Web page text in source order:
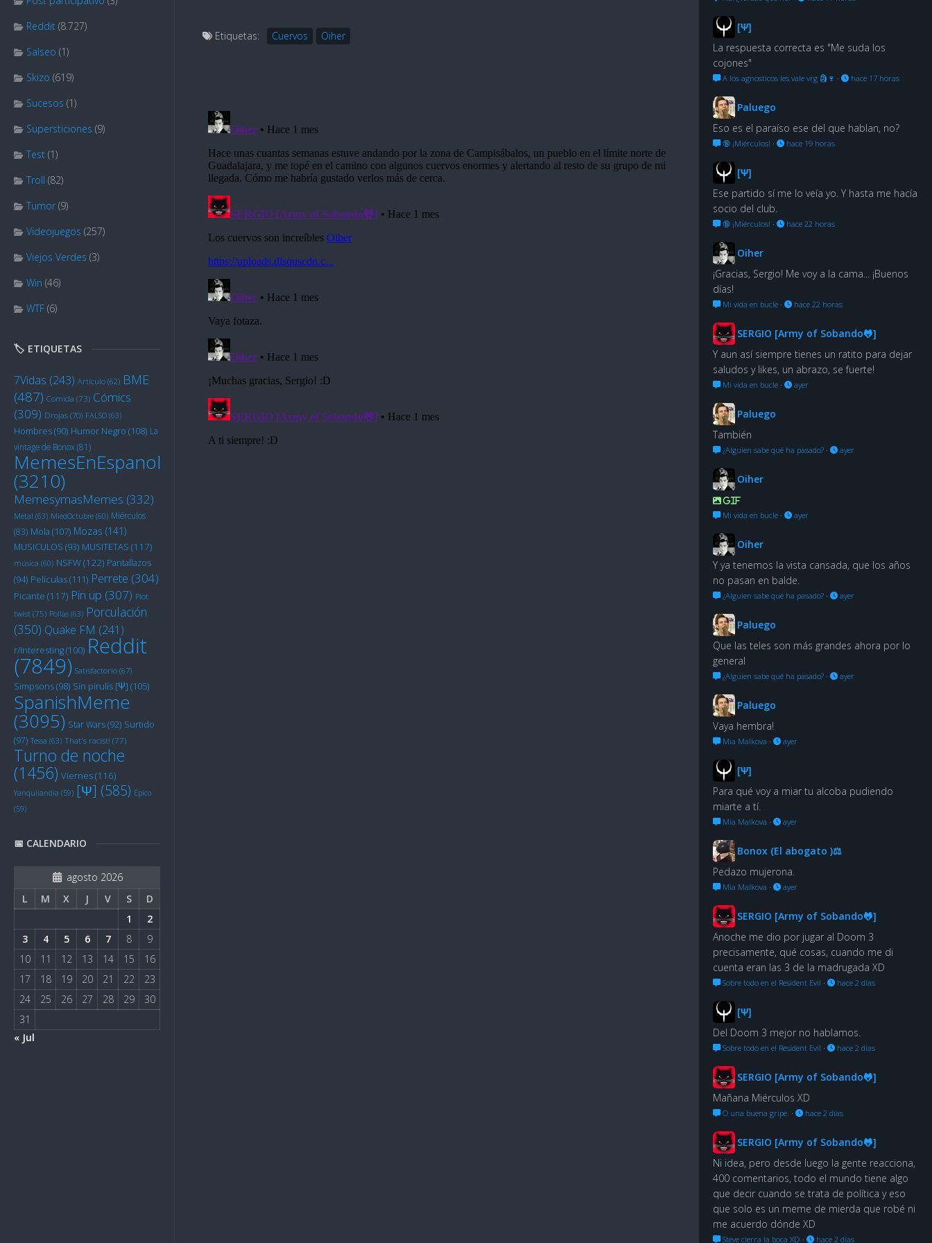
Reddit (8.727)
Salseo (1)
Skizo (619)
Sucesos (1)
Supersticiones (9)
Test (1)
Troll (82)
Tumor (9)
Videojuegos (257)
Viejos Verdes (3)
Win (46)
WTF (6)
🏷️ ETIQUETAS
7Vidas (243) Artículo (62) BME
(487) Comida (73) Cómics
(309) Drojas (70) FALSO (63)
Hombres(90) Humor Negro (108) La
vintage de Bonox(81)
MemesEnEspanol
(3210)
MemesymasMemes (332)
Metal (63) MiedOctubre (60) Miérculos
(83) Mola (107) Mozas (141)
MUSICULOS (93) MUSITETAS (117)
música (60) NSFW(122) Pantallazos
(94) Películas(111) Perrete (304)
Picante (117) Pin up (307) Plot
twist (75) Pollas (63) Porculación
(350) Quake FM (241)
r/Interesting(100) Reddit
(7849) Satisfactorio (67)
Simpsons(98) Sin pirulís [Ψ] (105)
SpanishMeme
(3095) Star Wars(92) Surtido
(97) Tessa (63) That's racist! (77)
Turno de noche
(1456) Viernes(116)
Yanquilandia (59) [Ψ] (585) Épico
(59)
📅 CALENDARIO
agosto 2026
L
M X J V S
D
1
2
3
4 5 6 7 8
9
10
11 12 13 14 15
16
17
18 19 20 21 22
23
24
25 26 27 28 29
30
31
« Jul
Etiquetas: Cuervos Oiher
[Ψ]
La respuesta correcta es "Me suda los
cojones"
A los agnosticos les vale vrg 🗿🍷 · hace 17 horas
Paluego
Eso es el paraíso ese del que hablan, no?
🔞 ¡Miérculos! · hace 19 horas
[Ψ]
Ese partido sí me lo veía yo. Y hasta me hacía
socio del club.
🔞 ¡Miérculos! · hace 22 horas
Oiher
¡Gracias, Sergio! Me voy a la cama... ¡Buenos
días!
Mi vida en bucle · hace 22 horas
SERGIO [Army of Sobando🐸]
Y aun así siempre tienes un ratito para dejar
saludos y likes, un abrazo, se fuerte!
Mi vida en bucle · ayer
Paluego
También
¿Alguien sabe qué ha pasado? · ayer
Oiher
GIF
Mi vida en bucle · ayer
Oiher
Y ya tenemos la vista cansada, que los años
no pasan en balde.
¿Alguien sabe qué ha pasado? · ayer
Paluego
Que las teles son más grandes ahora por lo
general
¿Alguien sabe qué ha pasado? · ayer
Paluego
Vaya hembra!
Mia Malkova · ayer
[Ψ]
Para qué voy a miar tu alcoba pudiendo
miarte a tí.
Mia Malkova · ayer
Bonox (El abogato )⚖
Pedazo mujerona.
Mia Malkova · ayer
SERGIO [Army of Sobando🐸]
Anoche me dio por jugar al Doom 3
precisamente, qué cosas, cuando me di
cuenta eran las 3 de la madrugada XD
Sobre todo en el Resident Evil · hace 2 días
[Ψ]
Del Doom 3 mejor no hablamos.
Sobre todo en el Resident Evil · hace 2 días
SERGIO [Army of Sobando🐸]
Mañana Miérculos XD
O una buena gripe. · hace 2 días
SERGIO [Army of Sobando🐸]
Ni idea, pero desde luego la gente reacciona,
400 comentarios, todo el mundo tiene algo
que decir cuando se trata de política y eso
que solo es un meme de mierda que robé ni
me acuerdo dónde XD
Steve cierra la boca XD · hace 2 días